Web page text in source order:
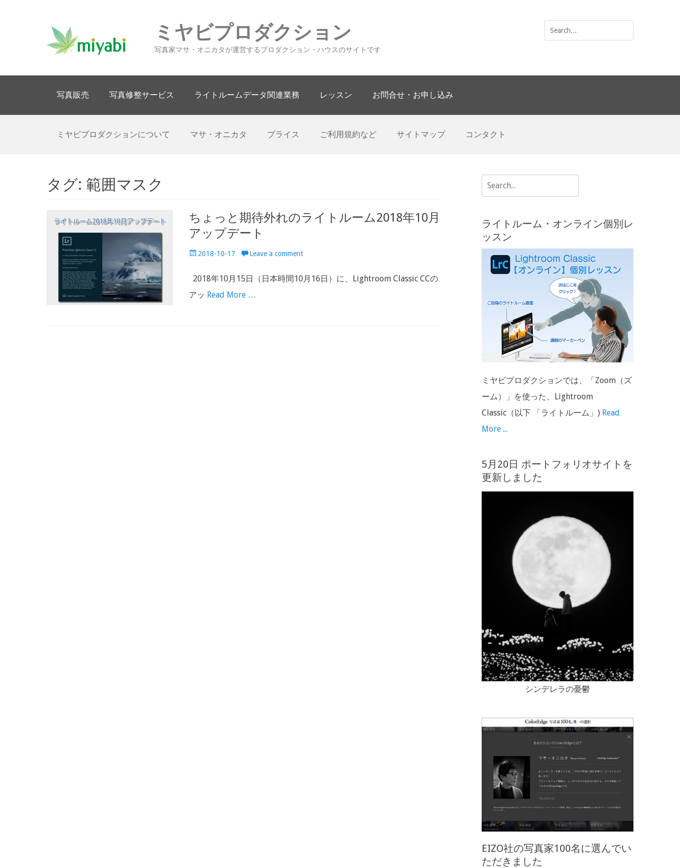
ミヤビプロダクション
写真家マサ・オニカタが運営するプロダクション・ハウスのサイトです
Search
for:
content
写真販売 写真修整サービス ライトルームデータ関連業務 レッスン お問合せ・お申し込み
ミヤビプロダクションについて マサ・オニカタ プライス ご利用規約など サイトマップ コンタクト
タグ: 範囲マスク
ちょっと期待外れのライトルーム2018年10月
アップデート
Posted2018-10-17 Leave a comment
2018年10月15日（日本時間10月16日）に、Lightroom Classic CCの
アッ Read More …
Search
for:
ライトルーム・オンライン個別レ
ッスン
ミヤビプロダクションでは、「Zoom（ズ
ーム）」を使った、Lightroom
Classic（以下 「ライトルーム」) Read
More ...
5月20日 ポートフォリオサイトを
更新しました
シンデレラの憂鬱
EIZO社の写真家100名に選んでい
ただきました